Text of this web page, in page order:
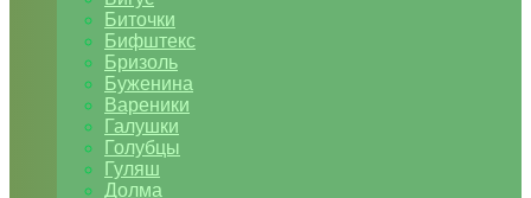
Биточки
Бифштекс
Бризоль
Буженина
Вареники
Галушки
Голубцы
Гуляш
Долма